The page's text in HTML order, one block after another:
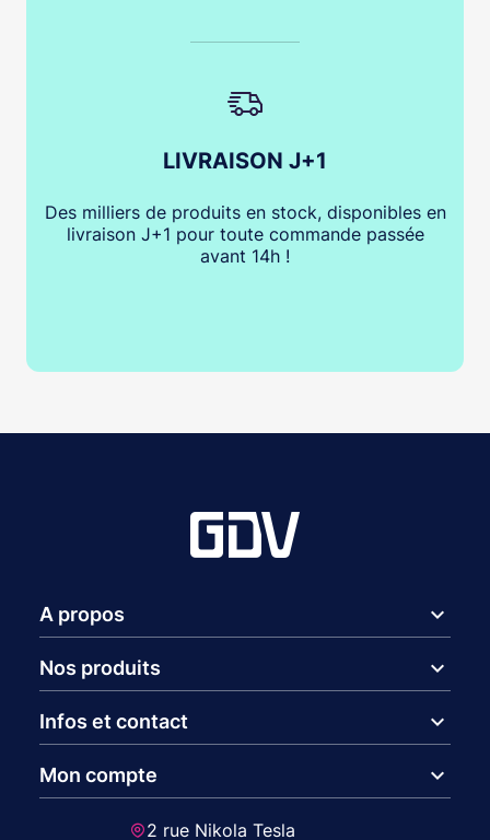
LIVRAISON J+1
Des milliers de produits en stock, disponibles en
livraison J+1 pour toute commande passée
avant 14h !
A propos expand_more
Nos produits expand_more
Infos et contact expand_more
Mon compte expand_more
2 rue Nikola Tesla